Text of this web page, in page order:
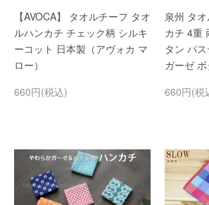
【AVOCA】 タオルチーフ タオ
ルハンカチ チェック柄 シルキ
ーコット 日本製（アヴォカ マ
ロー）
660円(税込)
泉州 タ
カチ 4重
タン パ
ガーゼ ボ
660円(税